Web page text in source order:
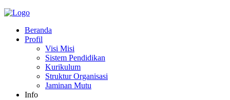
Beranda
Profil
Visi Misi
Sistem Pendidikan
Kurikulum
Struktur Organisasi
Jaminan Mutu
Info